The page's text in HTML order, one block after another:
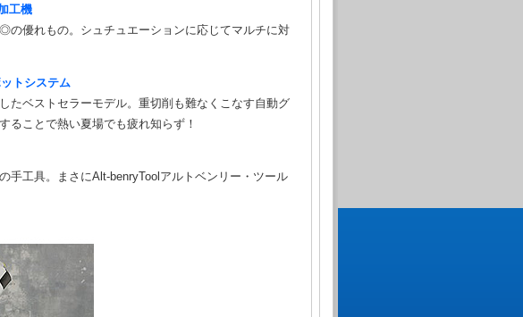
工機
優れもの。シュチュエーションに応じてマルチに対
トシステム
たベストセラーモデル。重切削も難なくこなす自動グ
ることで熱い夏場でも疲れ知らず！
手工具。まさにAlt-benryToolアルトベンリー・ツール